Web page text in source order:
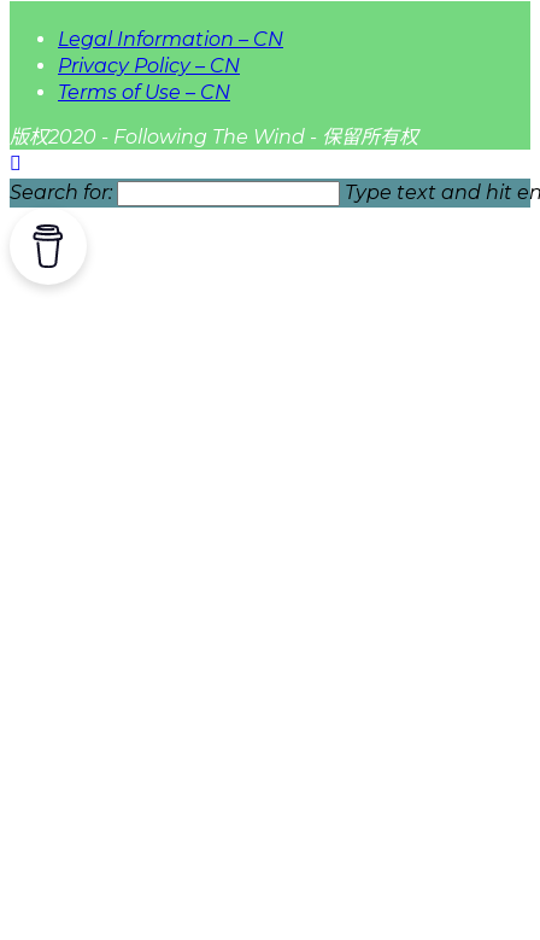
Legal Information – CN
Privacy Policy – CN
Terms of Use – CN
版权2020 - Following The Wind - 保留所有权
Search for: Type text and hit